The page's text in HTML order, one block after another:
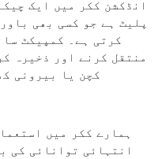
انڈکشن ککر میں ایک
پلیٹ ہے جو کسی بھی
کرتی ہے۔ کمپیکٹ
منتقل کرنے اور ذخیرہ
کچن یا بیرونی
ہمارے ککر میں
انتہائی توانائی کی